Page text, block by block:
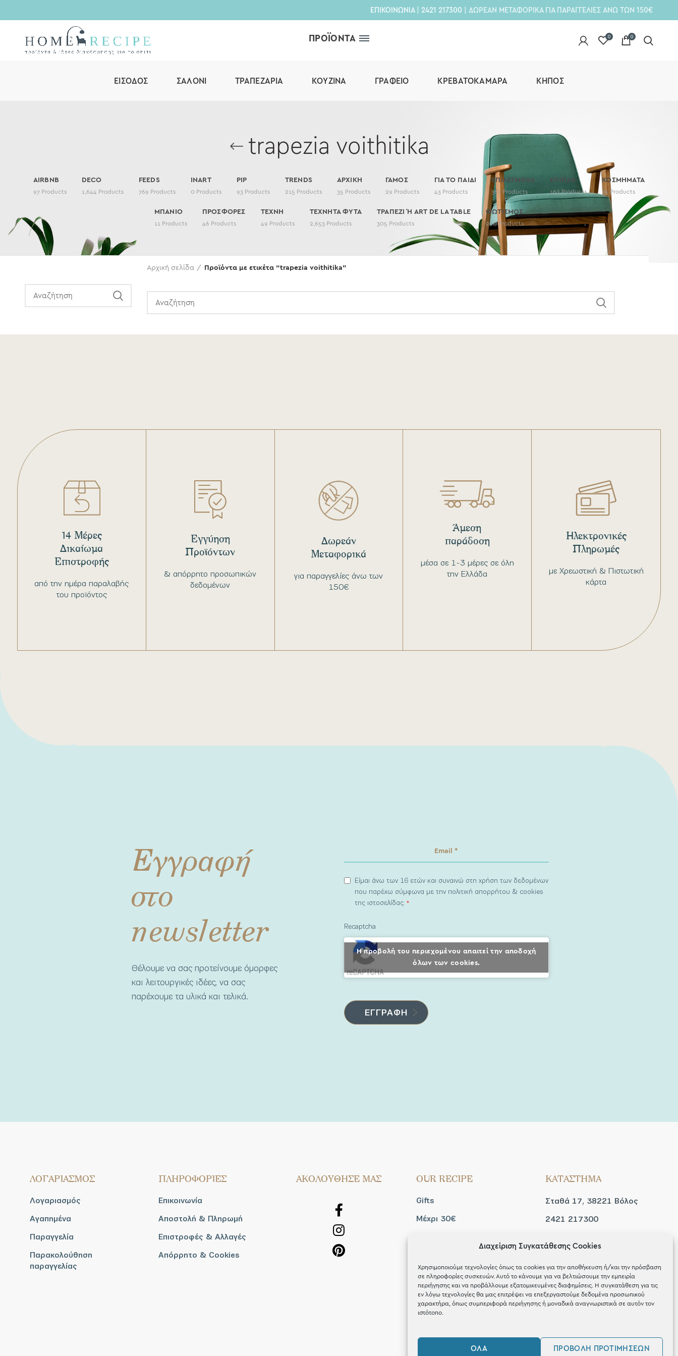
Διαχείριση Συγκατάθεσης Cookies
Χρησιμοποιούμε τεχνολογίες όπως τα cookies για την αποθήκευση ή/και την πρόσβαση
σε πληροφορίες συσκευών. Αυτό το κάνουμε για να βελτιώσουμε την εμπειρία
περιήγησης και να προβάλλουμε εξατομικευμένες διαφημίσεις. Η συγκατάθεση για τις
εν λόγω τεχνολογίες θα μας επιτρέψει να επεξεργαστούμε δεδομένα προσωπικού
χαρακτήρα, όπως συμπεριφορά περιήγησης ή μοναδικά αναγνωριστικά σε αυτόν τον
ιστότοπο.
ΌΛΑ ΠΡΟΒΟΛΉ ΠΡΟΤΙΜΉΣΕΩΝ
ΕΠΙΚΟΙΝΩΝΙΑ| 2421 217300 | ΔΩΡΕΑΝ ΜΕΤΑΦΟΡΙΚΑ ΓΙΑ ΠΑΡΑΓΓΕΛΙΕΣ ΑΝΩ ΤΩΝ 150€
ΠΡΟΪΟΝΤΑ 0 0
ΕΊΣΟΔΟΣ ΣΑΛΌΝΙ ΤΡΑΠΕΖΑΡΊΑ ΚΟΥΖΊΝΑ ΓΡΑΦΕΊΟ ΚΡΕΒΑΤΟΚΆΜΑΡΑ ΚΉΠΟΣ
trapezia voithitika
AIRBNB
97 Products
DECO
1,644 Products
FEEDS
769 Products
INART
0 Products
PIP
93 Products
TRENDS
215 Products
ΑΡΧΙΚΗ
35 Products
ΓΑΜΟΣ
29 Products
ΓΙΑ ΤΟ ΠΑΙΔΙ
43 Products
ΕΠΙΛΕΓΜΕΝΑ
367 Products
ΕΠΙΠΛΑ
162 Products
ΚΟΣΜΗΜΑΤΑ
35 Products
ΜΠΑΝΙΟ
11 Products
ΠΡΟΣΦΟΡΕΣ
46 Products
ΤΕΧΝΗ
49 Products
ΤΕΧΝΗΤΑ ΦΥΤΑ
2,653 Products
ΤΡΑΠΕΖΙ Ή ART DE LA TABLE
305 Products
ΦΩΤΙΣΜΟΣ
290 Products
Αρχική σελίδα Προϊόντα με ετικέτα “trapezia voithitika”
από την ημέρα παραλαβής
του προϊόντος
14 Μέρες
Δικαίωμα
Επιστροφής
& απόρρητο προσωπικών
δεδομένων
Εγγύηση
Προϊόντων
για παραγγελίες άνω των
150€
Δωρεάν
Μεταφορικά
μέσα σε 1-3 μέρες σε όλη
την Ελλάδα
Άμεση
παράδοση
με Χρεωστική & Πιστωτική
κάρτα
Ηλεκτρονικές
Πληρωμές
Εγγραφή
στο
newsletter
Θέλουμε να σας προτείνουμε όμορφες
και λειτουργικές ιδέες, να σας
παρέχουμε τα υλικά και τελικά.
Είμαι άνω των 16 ετών και συναινώ στη χρήση των δεδομένων
που παρέχω σύμφωνα με την πολιτική απορρήτου & cookies
της ιστοσελίδας.*
Recaptcha
Η προβολή του περιεχομένου απαιτεί την αποδοχή
όλων των cookies.
ΛΟΓΑΡΙΑΣΜΟΣ
Λογαριασμός
Αγαπημένα
Παραγγελία
Παρακολούθηση
παραγγελίας
ΠΛΗΡΟΦΟΡΙΕΣ
Επικοινωνία
Αποστολή & Πληρωμή
Επιστροφές & Αλλαγές
Απόρρητο & Cookies
AΚΟΛΟΥΘΗΣΕ ΜΑΣ OUR RECIPE
Gifts
Μέχρι 30€
ΚΑΤΑΣΤΗΜΑ
Σταθά 17, 38221 Βόλος
2421 217300
Τριτ / Πεμ / Παρ: 09:00 -
21:00